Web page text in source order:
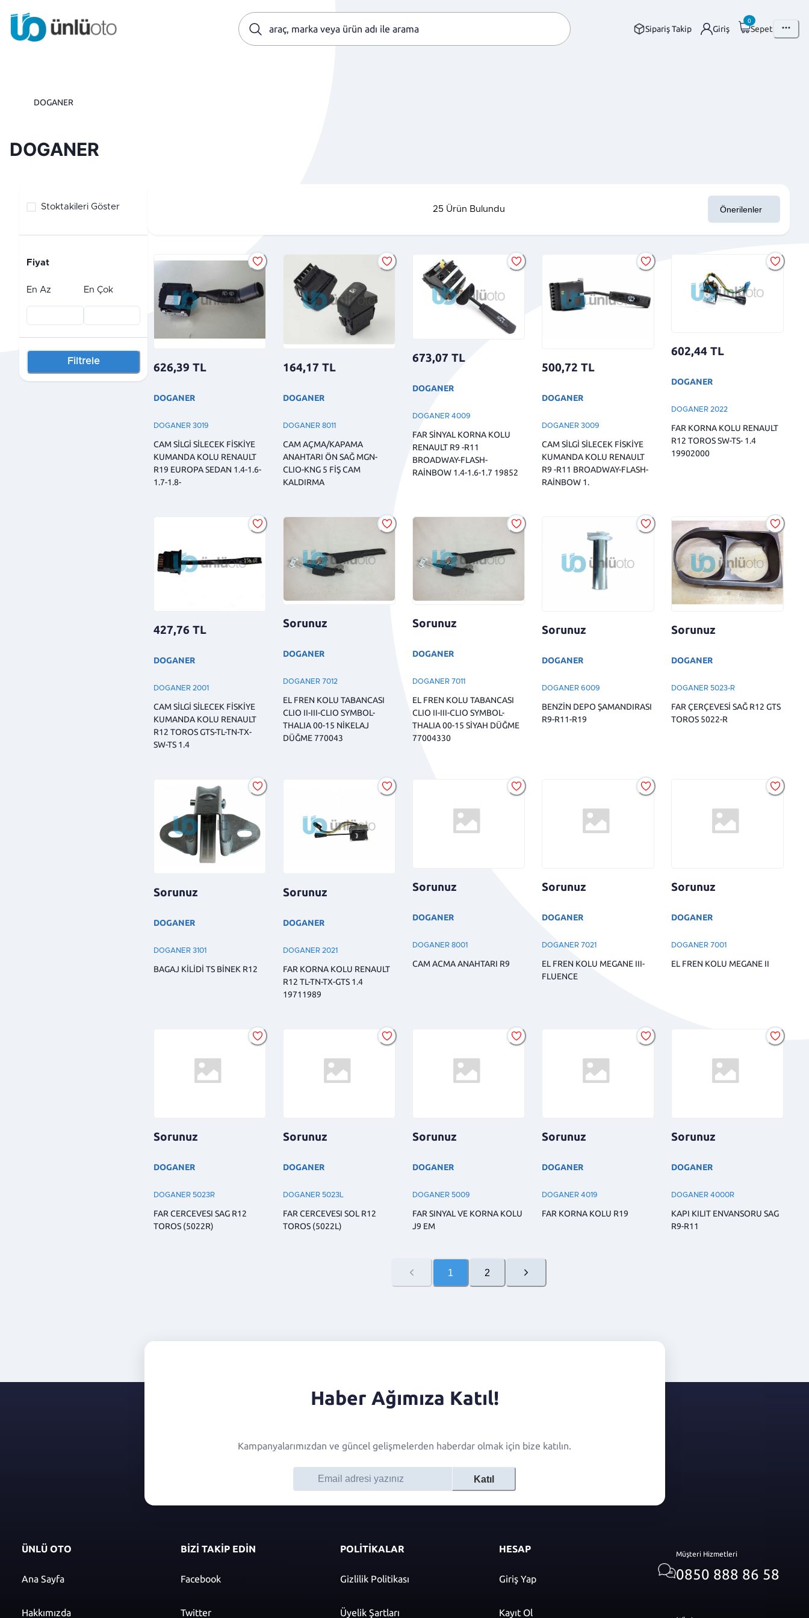
Sipariş Takip Giriş
0
Sepet
DOGANER
DOGANER
Stoktakileri Göster
Fiyat
En Az En Çok
Filtrele
25 Ürün Bulundu
626,39 TL
DOGANER
DOGANER 3019
CAM SİLGİ SİLECEK FİSKİYE
KUMANDA KOLU RENAULT
R19 EUROPA SEDAN 1.4-1.6-
1.7-1.8-
164,17 TL
DOGANER
DOGANER 8011
CAM AÇMA/KAPAMA
ANAHTARI ÖN SAĞ MGN-
CLIO-KNG 5 FİŞ CAM
KALDIRMA
673,07 TL
DOGANER
DOGANER 4009
FAR SİNYAL KORNA KOLU
RENAULT R9 -R11
BROADWAY-FLASH-
RAİNBOW 1.4-1.6-1.7 19852
500,72 TL
DOGANER
DOGANER 3009
CAM SİLGİ SİLECEK FİSKİYE
KUMANDA KOLU RENAULT
R9 -R11 BROADWAY-FLASH-
RAİNBOW 1.
602,44 TL
DOGANER
DOGANER 2022
FAR KORNA KOLU RENAULT
R12 TOROS SW-TS- 1.4
19902000
427,76 TL
DOGANER
DOGANER 2001
CAM SİLGİ SİLECEK FİSKİYE
KUMANDA KOLU RENAULT
R12 TOROS GTS-TL-TN-TX-
SW-TS 1.4
Sorunuz
DOGANER
DOGANER 7012
EL FREN KOLU TABANCASI
CLIO II-III-CLIO SYMBOL-
THALIA 00-15 NİKELAJ
DÜĞME 770043
Sorunuz
DOGANER
DOGANER 7011
EL FREN KOLU TABANCASI
CLIO II-III-CLIO SYMBOL-
THALIA 00-15 SİYAH DÜĞME
77004330
Sorunuz
DOGANER
DOGANER 6009
BENZİN DEPO ŞAMANDIRASI
R9-R11-R19
Sorunuz
DOGANER
DOGANER 5023-R
FAR ÇERÇEVESİ SAĞ R12 GTS
TOROS 5022-R
Sorunuz
DOGANER
DOGANER 3101
BAGAJ KİLİDİ TS BİNEK R12
Sorunuz
DOGANER
DOGANER 2021
FAR KORNA KOLU RENAULT
R12 TL-TN-TX-GTS 1.4
19711989
Sorunuz
DOGANER
DOGANER 8001
CAM ACMA ANAHTARI R9
Sorunuz
DOGANER
DOGANER 7021
EL FREN KOLU MEGANE III-
FLUENCE
Sorunuz
DOGANER
DOGANER 7001
EL FREN KOLU MEGANE II
Sorunuz
DOGANER
DOGANER 5023R
FAR CERCEVESI SAG R12
TOROS (5022R)
Sorunuz
DOGANER
DOGANER 5023L
FAR CERCEVESI SOL R12
TOROS (5022L)
Sorunuz
DOGANER
DOGANER 5009
FAR SINYAL VE KORNA KOLU
J9 EM
Sorunuz
DOGANER
DOGANER 4019
FAR KORNA KOLU R19
Sorunuz
DOGANER
DOGANER 4000R
KAPI KILIT ENVANSORU SAG
R9-R11
1 2
Haber Ağımıza Katıl!
Kampanyalarımızdan ve güncel gelişmelerden haberdar olmak için bize katılın.
Katıl
ÜNLÜ OTO
Ana Sayfa
Hakkımızda
BİZİ TAKİP EDİN
Facebook
Twitter
POLİTİKALAR
Gizlilik Politikası
Üyelik Şartları
HESAP
Giriş Yap
Kayıt Ol
Müşteri Hizmetleri
0850 888 86 58